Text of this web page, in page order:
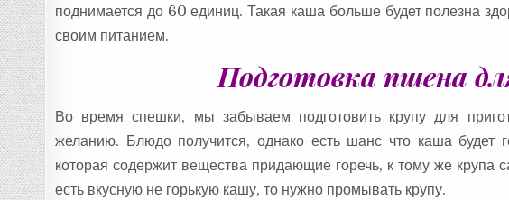
поднимается до 60 единиц. Такая каша больше будет полезна
своим питанием.
Подготовка пшена
Во время спешки, мы забываем подготовить крупу для
желанию. Блюдо получится, однако есть шанс что каша
которая содержит вещества придающие горечь, к тому же крупа
есть вкусную не горькую кашу, то нужно промывать крупу.